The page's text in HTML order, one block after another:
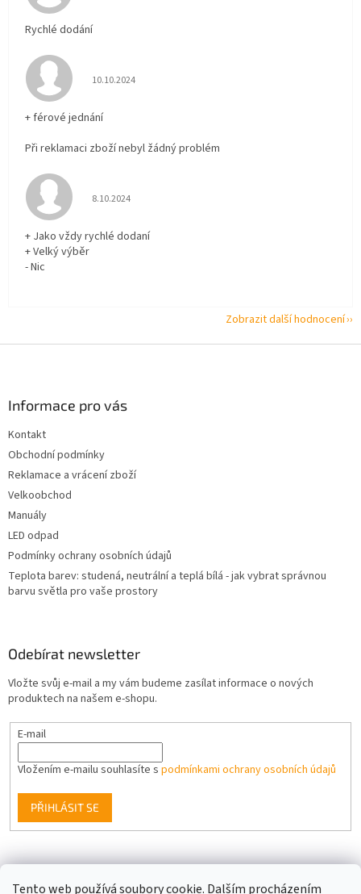
Tento web používá soubory cookie. Dalším procházením
Rychlé dodání
Hodnocení obchodu je 5 z 5 hvězdiček.
10.10.2024
+ férové jednání
Při reklamaci zboží nebyl žádný problém
Hodnocení obchodu je 5 z 5 hvězdiček.
8.10.2024
+ Jako vždy rychlé dodaní
+ Velký výběr
- Nic
Zobrazit další hodnocení
Informace pro vás
Kontakt
Obchodní podmínky
Reklamace a vrácení zboží
Velkoobchod
Manuály
LED odpad
Podmínky ochrany osobních údajů
Teplota barev: studená, neutrální a teplá bílá - jak vybrat správnou
barvu světla pro vaše prostory
Odebírat newsletter
Vložte svůj e-mail a my vám budeme zasílat informace o nových
produktech na našem e-shopu.
E-mail
Vložením e-mailu souhlasíte s podmínkami ochrany osobních údajů
PŘIHLÁSIT SE
Facebook